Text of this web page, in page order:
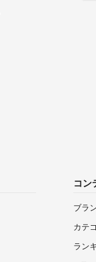
コン
ブラ
カテ
ラン